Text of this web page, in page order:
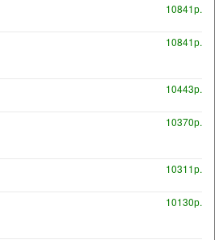
10841р.
10841р.
10443р.
10370р.
10311р.
10130р.